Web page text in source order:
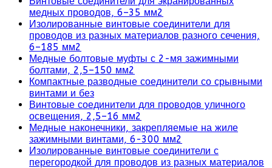
медных проводов, 6–35 мм2
Изолированные винтовые соединители для
проводов из разных материалов разного сечения,
6–185 мм2
Медные болтовые муфты с 2-мя зажимными
болтами, 2,5–150 мм2
Компактные разводные соединители со срывными
винтами и без
Винтовые соединители для проводов уличного
освещения, 2,5–16 мм2
Медные наконечники, закрепляемые на жиле
зажимными винтами, 6-300 мм2
Изолированные винтовые соединители с
перегородкой для проводов из разных материалов